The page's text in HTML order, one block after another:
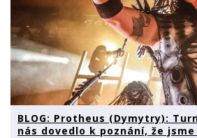
BLOG: Protheus (Dymytry):
nás dovedlo k poznání, že